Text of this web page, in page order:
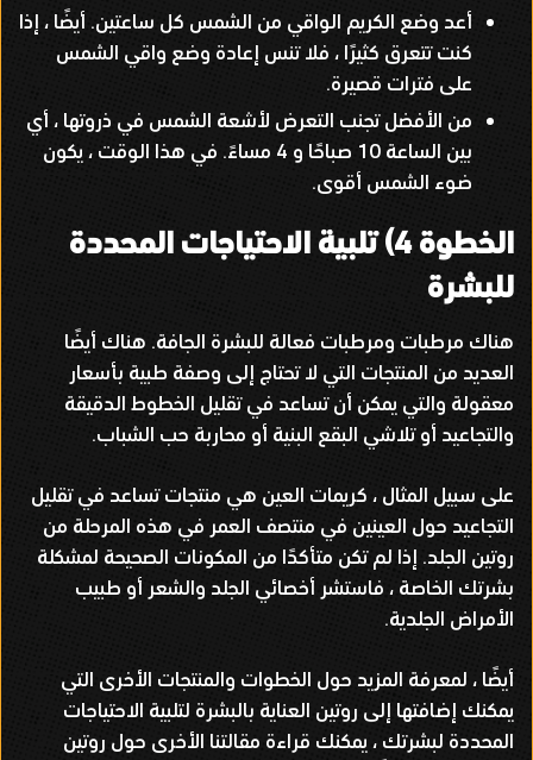
أعد وضع الكريم الواقي من الشمس كل ساعتين. أيضًا ، إذا
كنت تتعرق كثيرًا ، فلا تنس إعادة وضع واقي الشمس
على فترات قصيرة.
من الأفضل تجنب التعرض لأشعة الشمس في ذروتها ، أي
بين الساعة 10 صباحًا و 4 مساءً. في هذا الوقت ، يكون
ضوء الشمس أقوى.
الخطوة4) تلبية الاحتياجات المحددة
للبشرة
هناك مرطبات ومرطبات فعالة للبشرة الجافة. هناك أيضًا
العديد من المنتجات التي لا تحتاج إلى وصفة طبية بأسعار
معقولة والتي يمكن أن تساعد في تقليل الخطوط الدقيقة
والتجاعيد أو تلاشي البقع البنية أو محاربة حب الشباب.
على سبيل المثال ، كريمات العين هي منتجات تساعد في تقليل
التجاعيد حول العينين في منتصف العمر في هذه المرحلة من
روتين الجلد. إذا لم تكن متأكدًا من المكونات الصحيحة لمشكلة
بشرتك الخاصة ، فاستشر أخصائي الجلد والشعر أو طبيب
الأمراض الجلدية.
أيضًا ، لمعرفة المزيد حول الخطوات والمنتجات الأخرى التي
يمكنك إضافتها إلى روتين العناية بالبشرة لتلبية الاحتياجات
المحددة لبشرتك ، يمكنك قراءة مقالتنا الأخرى حول روتين